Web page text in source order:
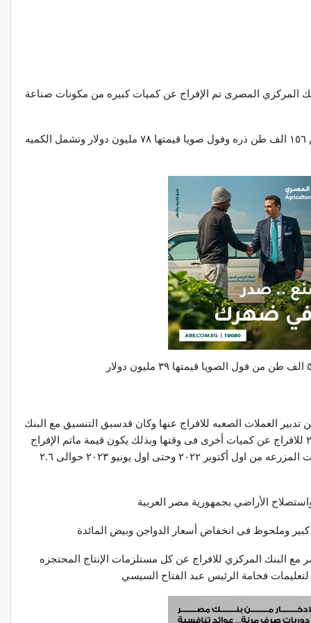
المركزي المصرى تم الإفراج عن كميات كبيره من مكونات صناعة
ففى خلال الفترة من ٣/٢٦ وحتى٦/١ تم الإفراج عن ١٥٦ الف طن ذره وفول صويا قيمتها ٧٨ مليون دولار وتشمل الكميه
العملات الصعبه للافراج عنها وكان قدسبق التنسيق مع البنك
المركزي المصرى خلال الفتره من اول أكتوبر ٢٠٢٢ للافراج عن كميات أخرى فى وقتها وبذلك يكون قيمة ماتم الإفراج
عنه من مستلزمات صناعة اعلاف الدواجن وحيوانات المزرعه من اول أكتوبر ٢٠٢٢ وحتى اول يونيو ٢٠٢٣ حوالى ٢.٦
الأراضي بجمهورية مصر العربية
وملحوظ فى انخفاض أسعار الدواجن وبيض المائدة
البنك المركزي للافراج عن كل مستلزمات الإنتاج المحتجزه
فخامة الرئيس عبد الفتاح السيسي